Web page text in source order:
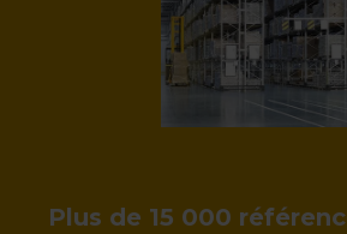
Plus de 15 000